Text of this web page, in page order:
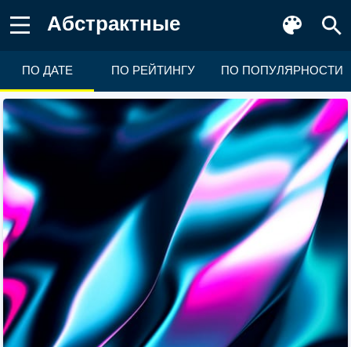
Абстрактные
ПО ДАТЕ ПО РЕЙТИНГУ ПО ПОПУЛЯРНОСТИ